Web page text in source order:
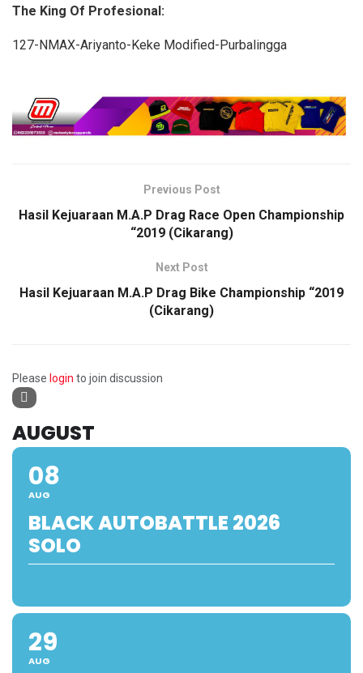
The King Of Profesional:
127-NMAX-Ariyanto-Keke Modified-Purbalingga
Previous Post
Hasil Kejuaraan M.A.P Drag Race Open Championship
“2019 (Cikarang)
Next Post
Hasil Kejuaraan M.A.P Drag Bike Championship “2019
(Cikarang)
Please login to join discussion
AUGUST
08
AUG
BLACK AUTOBATTLE 2026
SOLO
29
AUG